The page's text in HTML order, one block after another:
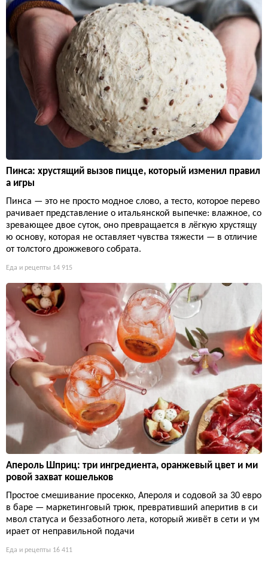
Пинса: хрустящий вызов пицце, который изменил правил
а игры
Пинса — это не просто модное слово, а тесто, которое перево
рачивает представление о итальянской выпечке: влажное, со
зревающее двое суток, оно превращается в лёгкую хрустящу
ю основу, которая не оставляет чувства тяжести — в отличие
от толстого дрожжевого собрата.
Еда и рецепты 14 915
Апероль Шприц: три ингредиента, оранжевый цвет и ми
ровой захват кошельков
Простое смешивание просекко, Апероля и содовой за 30 евро
в баре — маркетинговый трюк, превративший аперитив в си
мвол статуса и беззаботного лета, который живёт в сети и ум
ирает от неправильной подачи
Еда и рецепты 16 411